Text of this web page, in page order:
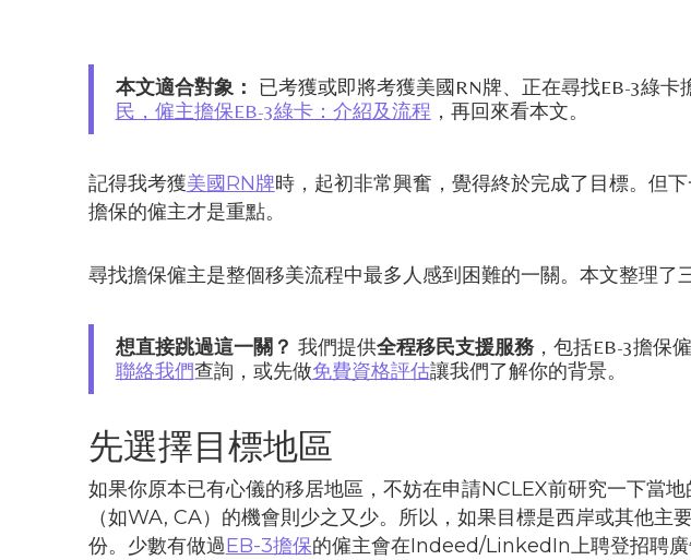
本文適合對象： 已考獲或即將考獲美國RN牌、正在尋找EB-3綠
民，僱主擔保EB-3綠卡：介紹及流程 ，再回來看本文。
記得我考獲美國RN牌時，起初非常興奮，覺得終於完成了目標。但
擔保的僱主才是重點。
尋找擔保僱主是整個移美流程中最多人感到困難的一關。本文整理了
想直接跳過這一關？ 我們提供全程移民支援服務，包括EB-3擔保
聯絡我們查詢，或先做免費資格評估讓我們了解你的背景。
先選擇目標地區
如果你原本已有心儀的移居地區，不妨在申請NCLEX前研究一下當
（如WA, CA）的機會則少之又少。所以，如果目標是西岸或其他
份。少數有做過EB-3擔保的僱主會在Indeed/LinkedIn上聘登招聘